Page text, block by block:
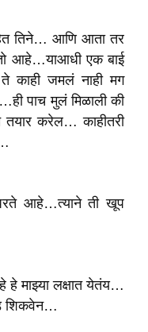
तिने… आणि आता तर
आहे…याआधी एक बाई
ते काही जमलं नाही मग
पाच मुलं मिळाली की
तयार करेल… काहीतरी
आहे…त्याने ती खूप
हे माझ्या लक्षात येतंय…
शिकवेन…